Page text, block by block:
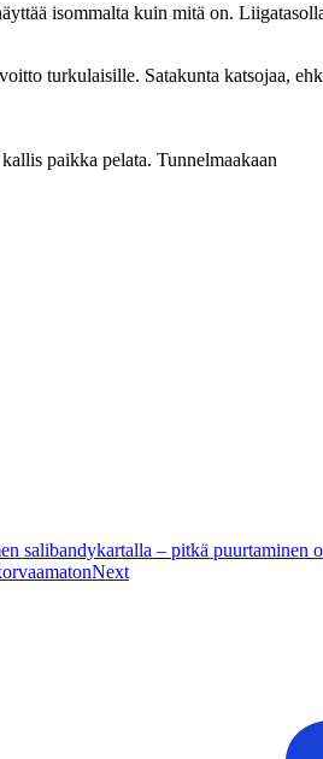
isommalta kuin mitä on.
turkulaisille. Satakunta katsojaa,
paikka pelata. Tunnelmaakaan
salibandykartalla – pitkä puurtaminen
Next